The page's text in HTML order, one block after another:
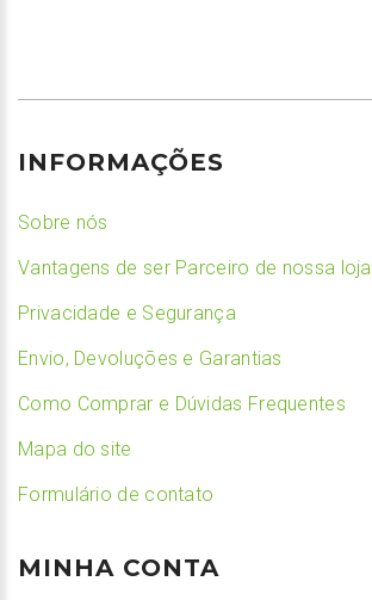
INFORMAÇÕES
Sobre nós
Vantagens de ser Parceiro de nossa loja
Privacidade e Segurança
Envio, Devoluções e Garantias
Como Comprar e Dúvidas Frequentes
Mapa do site
Formulário de contato
MINHA CONTA